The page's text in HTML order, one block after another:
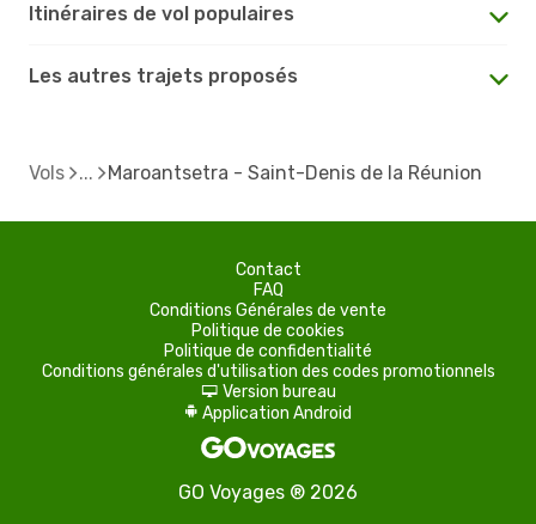
Itinéraires de vol populaires
Les autres trajets proposés
Vols Maroantsetra - Saint-Denis de la Réunion
Contact
FAQ
Conditions Générales de vente
Politique de cookies
Politique de confidentialité
Conditions générales d'utilisation des codes promotionnels
d Version bureau
A Application Android
GO Voyages ® 2026